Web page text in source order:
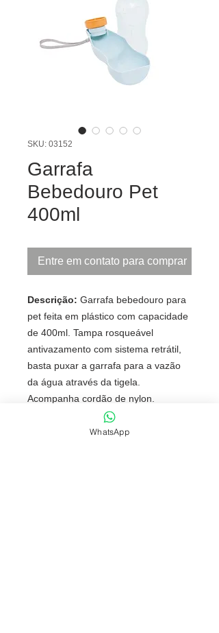
SKU: 03152
Garrafa
Bebedouro Pet
400ml
Entre em contato para comprar
Descrição: Garrafa bebedouro para
pet feita em plástico com capacidade
de 400ml. Tampa rosqueável
antivazamento com sistema retrátil,
basta puxar a garrafa para a vazão
da água através da tigela.
Acompanha cordão de nylon.
Largura : 7,6 cmWhatsApp